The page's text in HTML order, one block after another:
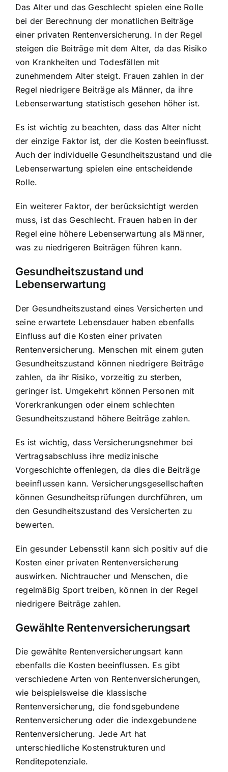
Das Alter und das Geschlecht spielen eine Rolle
bei der Berechnung der monatlichen Beiträge
einer privaten Rentenversicherung. In der Regel
steigen die Beiträge mit dem Alter, da das Risiko
von Krankheiten und Todesfällen mit
zunehmendem Alter steigt. Frauen zahlen in der
Regel niedrigere Beiträge als Männer, da ihre
Lebenserwartung statistisch gesehen höher ist.
Es ist wichtig zu beachten, dass das Alter nicht
der einzige Faktor ist, der die Kosten beeinflusst.
Auch der individuelle Gesundheitszustand und die
Lebenserwartung spielen eine entscheidende
Rolle.
Ein weiterer Faktor, der berücksichtigt werden
muss, ist das Geschlecht. Frauen haben in der
Regel eine höhere Lebenserwartung als Männer,
was zu niedrigeren Beiträgen führen kann.
Gesundheitszustand und
Lebenserwartung
Der Gesundheitszustand eines Versicherten und
seine erwartete Lebensdauer haben ebenfalls
Einfluss auf die Kosten einer privaten
Rentenversicherung. Menschen mit einem guten
Gesundheitszustand können niedrigere Beiträge
zahlen, da ihr Risiko, vorzeitig zu sterben,
geringer ist. Umgekehrt können Personen mit
Vorerkrankungen oder einem schlechten
Gesundheitszustand höhere Beiträge zahlen.
Es ist wichtig, dass Versicherungsnehmer bei
Vertragsabschluss ihre medizinische
Vorgeschichte offenlegen, da dies die Beiträge
beeinflussen kann. Versicherungsgesellschaften
können Gesundheitsprüfungen durchführen, um
den Gesundheitszustand des Versicherten zu
bewerten.
Ein gesunder Lebensstil kann sich positiv auf die
Kosten einer privaten Rentenversicherung
auswirken. Nichtraucher und Menschen, die
regelmäßig Sport treiben, können in der Regel
niedrigere Beiträge zahlen.
Gewählte Rentenversicherungsart
Die gewählte Rentenversicherungsart kann
ebenfalls die Kosten beeinflussen. Es gibt
verschiedene Arten von Rentenversicherungen,
wie beispielsweise die klassische
Rentenversicherung, die fondsgebundene
Rentenversicherung oder die indexgebundene
Rentenversicherung. Jede Art hat
unterschiedliche Kostenstrukturen und
Renditepotenziale.